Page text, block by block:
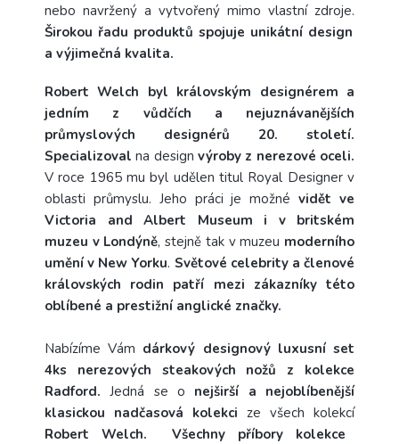
nebo navržený a vytvořený mimo vlastní zdroje.
Širokou řadu produktů spojuje unikátní design
a výjimečná kvalita.
Robert Welch byl královským designérem a
jedním z vůdčích a nejuznávanějších
průmyslových designérů 20. století.
Specializoval na design výroby z nerezové oceli.
V roce 1965 mu byl udělen titul Royal Designer v
oblasti průmyslu. Jeho práci je možné vidět ve
Victoria and Albert Museum i v britském
muzeu v Londýně, stejně tak v muzeu moderního
umění v New Yorku. Světové celebrity a členové
královských rodin patří mezi zákazníky této
oblíbené a prestižní anglické značky.
Nabízíme Vám dárkový designový luxusní set
4ks nerezových steakových nožů z kolekce
Radford. Jedná se o nejširší a nejoblíbenější
klasickou nadčasová kolekci ze všech kolekcí
Robert Welch. Všechny příbory kolekce